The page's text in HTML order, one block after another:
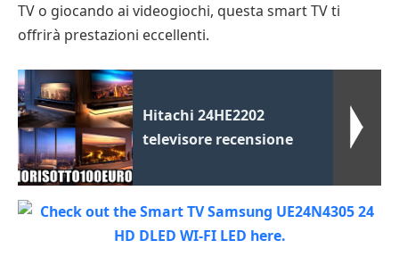
TV o giocando ai videogiochi, questa smart TV ti
offrirà prestazioni eccellenti.
Hitachi 24HE2202
televisore recensione